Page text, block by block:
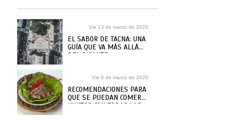
Vie 13 de marzo de 2020
EL SABOR DE TACNA: UNA
GUÍA QUE VA MÁS ALLÁ
DEL PICANTE
Vie 6 de marzo de 2020
RECOMENDACIONES PARA
QUE SE PUEDAN COMER
IQUITOS CON TODAS LAS